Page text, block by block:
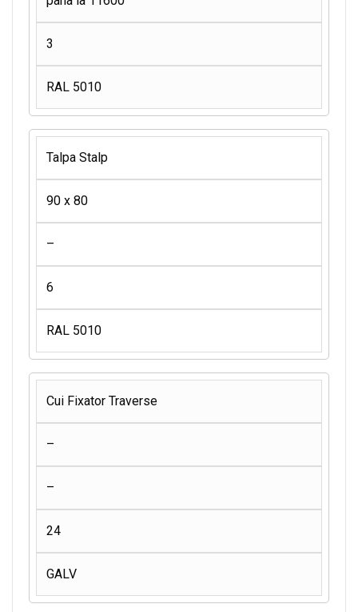
3
RAL 5010
Talpa Stalp
90 x 80
–
6
RAL 5010
Cui Fixator Traverse
–
–
24
GALV